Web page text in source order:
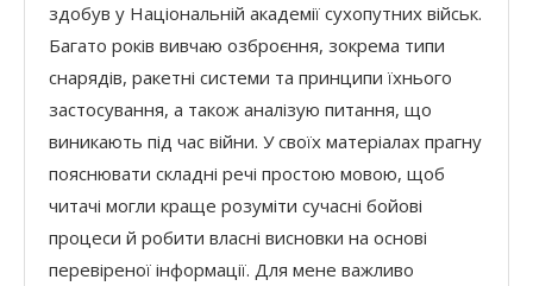
здобув у Національній академії сухопутних військ.
Багато років вивчаю озброєння, зокрема типи
снарядів, ракетні системи та принципи їхнього
застосування, а також аналізую питання, що
виникають під час війни. У своїх матеріалах прагну
пояснювати складні речі простою мовою, щоб
читачі могли краще розуміти сучасні бойові
процеси й робити власні висновки на основі
перевіреної інформації. Для мене важливо